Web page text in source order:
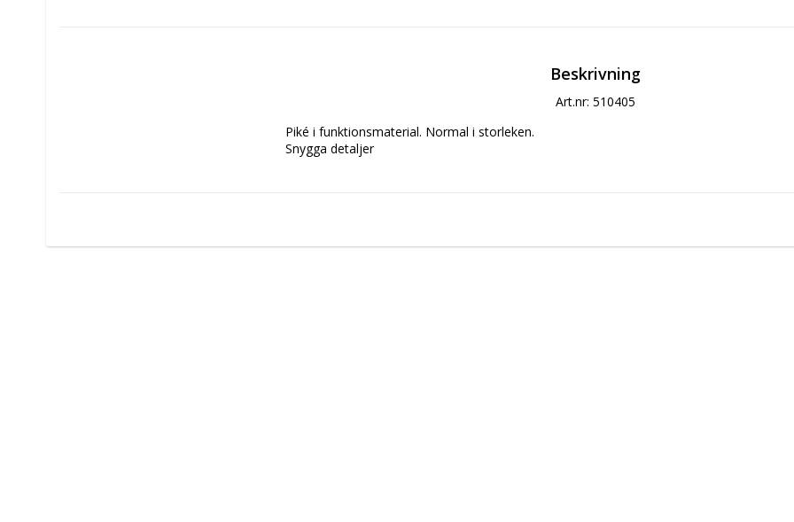
Beskrivning
Art.nr: 510405
Piké i funktionsmaterial. Normal i storleken.
Snygga detaljer